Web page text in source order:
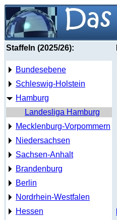
Staffeln (2025/26):
Bundesebene
Schleswig-Holstein
Hamburg
Landesliga Hamburg
Mecklenburg-Vorpommern
Niedersachsen
Sachsen-Anhalt
Brandenburg
Berlin
Nordrhein-Westfalen
Hessen